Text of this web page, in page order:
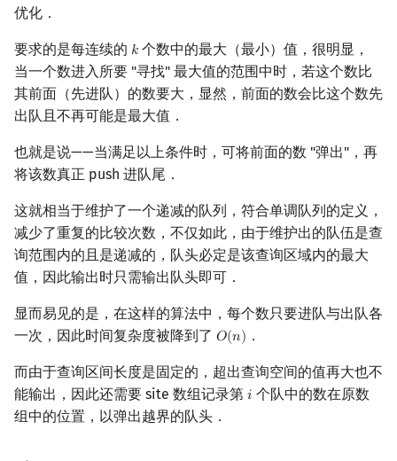
Main–Lorentz 算法
狄利克雷卷积
杜教筛
Min_25 筛
洲阁筛
类欧几里德算法
Meissel–Lehmer 算法
杨氏矩阵
拟阵
Berlekamp–Massey 算法
弦图
图的着色
网络流
图的匹配
矩阵树定理
LGV 引理
最大团搜索算法
支配树
图上随机游走
优化．
要求的是每连续的 𝑘
k 个数中的最大（最小）值，很明显，
当一个数进入所要 "寻找" 最大值的范围中时，若这个数比
其前面（先进队）的数要大，显然，前面的数会比这个数先
出队且不再可能是最大值．
也就是说——当满足以上条件时，可将前面的数 "弹出"，再
将该数真正 push 进队尾．
这就相当于维护了一个递减的队列，符合单调队列的定义，
减少了重复的比较次数，不仅如此，由于维护出的队伍是查
询范围内的且是递减的，队头必定是该查询区域内的最大
值，因此输出时只需输出队头即可．
显而易见的是，在这样的算法中，每个数只要进队与出队各
一次，因此时间复杂度被降到了 𝑂(𝑛)
O(n) ．
而由于查询区间长度是固定的，超出查询空间的值再大也不
能输出，因此还需要 site 数组记录第 𝑖
i 个队中的数在原数
组中的位置，以弹出越界的队头．